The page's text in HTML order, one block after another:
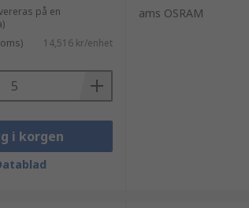
på en
14,516 kr/enhet
i korgen
ams OSRAM